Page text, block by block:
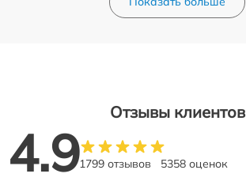
Отзывы клиентов
4.91799 отзывов 5358 оценок